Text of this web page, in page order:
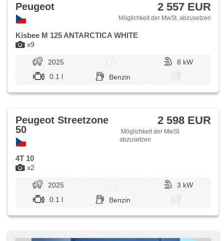
x9
Peugeot 2 557 EUR
Möglichkeit der MwSt. abzusetzen
Kisbee M 125 ANTARCTICA WHITE
2025
8 kW
0.1 l
Benzin
x2
Peugeot Streetzone
50
2 598 EUR
Möglichkeit der MwSt.
abzusetzen
4T 10
2025
3 kW
0.1 l
Benzin